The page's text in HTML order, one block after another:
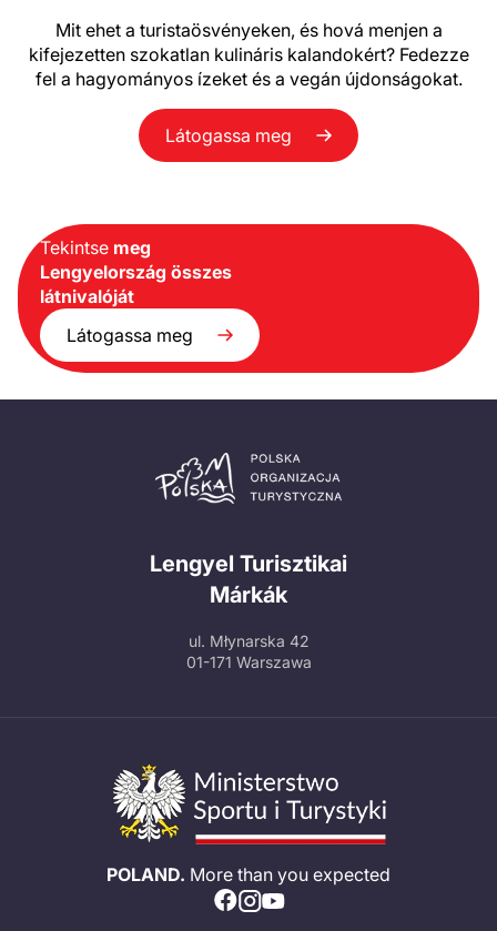
Mit ehet a turistaösvényeken, és hová menjen a
kifejezetten szokatlan kulináris kalandokért? Fedezze
fel a hagyományos ízeket és a vegán újdonságokat.
Látogassa meg
Tekintse meg
Lengyelország összes
látnivalóját
Látogassa meg
Lengyel Turisztikai
Márkák
ul. Młynarska 42
01-171 Warszawa
POLAND. More than you expected